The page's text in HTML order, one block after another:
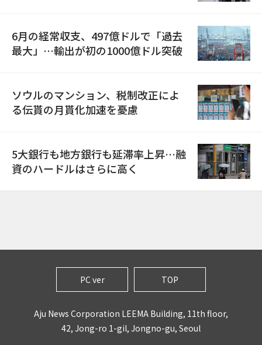
6月の経常収支、497億ドルで「過去
最大」…輸出が初の1000億ドル突破
ソウルのマンション、税制改正によ
る伝貰の月貰化加速を憂慮
5大銀行も地方銀行も延滞率上昇…融
資のハードルはさらに高く
PC ver TOP
Aju News Corporation LEEMA Building, 11th floor,
42, Jong-ro 1-gil, Jongno-gu, Seoul